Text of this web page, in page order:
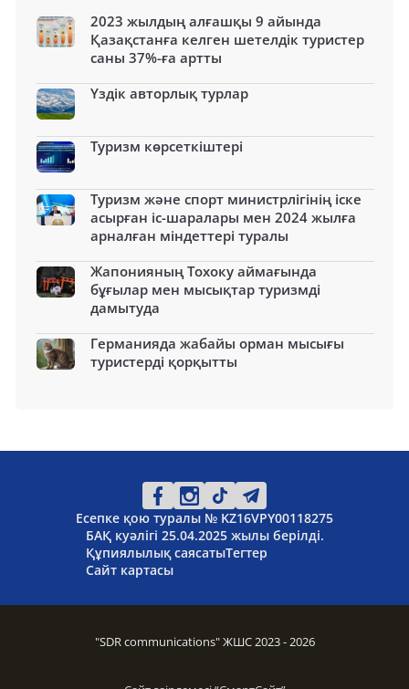
2023 жылдың алғашқы 9 айында
Қазақстанға келген шетелдік туристер
саны 37%-ға артты
Үздік авторлық турлар
Туризм көрсеткіштері
Туризм және спорт министрлігінің іске
асырған іс-шаралары мен 2024 жылға
арналған міндеттері туралы
Жапонияның Тохоку аймағында
бұғылар мен мысықтар туризмді
дамытуда
Германияда жабайы орман мысығы
туристерді қорқытты
Есепке қою туралы № KZ16VPY00118275
БАҚ куәлігі 25.04.2025 жылы берілді.
Құпиялылық саясатыТегтер
Сайт картасы
"SDR communications" ЖШС 2023 - 2026